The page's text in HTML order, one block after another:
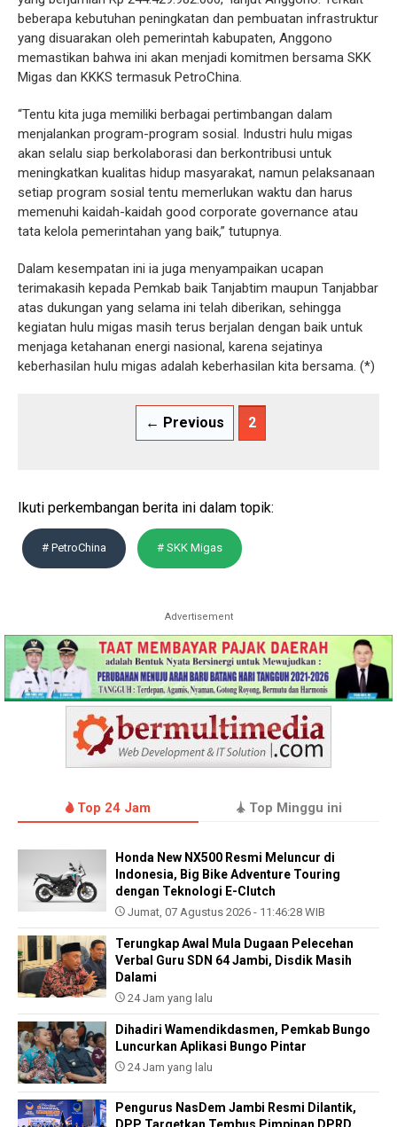
beberapa kebutuhan peningkatan dan pembuatan infrastruktur
yang disuarakan oleh pemerintah kabupaten, Anggono
memastikan bahwa ini akan menjadi komitmen bersama SKK
Migas dan KKKS termasuk PetroChina.
“Tentu kita juga memiliki berbagai pertimbangan dalam
menjalankan program-program sosial. Industri hulu migas
akan selalu siap berkolaborasi dan berkontribusi untuk
meningkatkan kualitas hidup masyarakat, namun pelaksanaan
setiap program sosial tentu memerlukan waktu dan harus
memenuhi kaidah-kaidah good corporate governance atau
tata kelola pemerintahan yang baik,” tutupnya.
Dalam kesempatan ini ia juga menyampaikan ucapan
terimakasih kepada Pemkab baik Tanjabtim maupun Tanjabbar
atas dukungan yang selama ini telah diberikan, sehingga
kegiatan hulu migas masih terus berjalan dengan baik untuk
menjaga ketahanan energi nasional, karena sejatinya
keberhasilan hulu migas adalah keberhasilan kita bersama. (*)
← Previous 2
Ikuti perkembangan berita ini dalam topik:
# PetroChina # SKK Migas
Advertisement
Top 24 Jam Top Minggu ini
Honda New NX500 Resmi Meluncur di
Indonesia, Big Bike Adventure Touring
dengan Teknologi E-Clutch
Jumat, 07 Agustus 2026 - 11:46:28 WIB
Terungkap Awal Mula Dugaan Pelecehan
Verbal Guru SDN 64 Jambi, Disdik Masih
Dalami
24 Jam yang lalu
Dihadiri Wamendikdasmen, Pemkab Bungo
Luncurkan Aplikasi Bungo Pintar
24 Jam yang lalu
Pengurus NasDem Jambi Resmi Dilantik,